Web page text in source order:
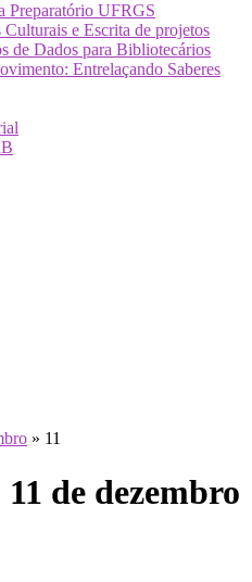
Preparatório UFRGS
e Escrita de projetos
de Dados para Bibliotecários
Entrelaçando Saberes
» 11
11 de dezembro